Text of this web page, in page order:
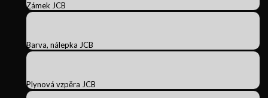
Zámek JCB
Barva, nálepka JCB
Plynová vzpěra JCB